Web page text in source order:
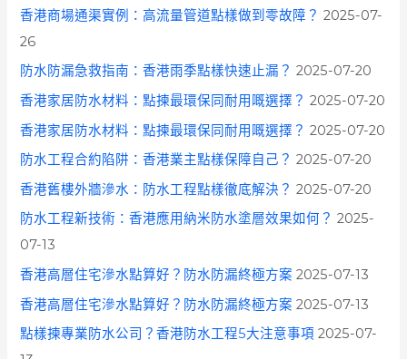
香港商場通渠實例：高流量管道點樣做到零故障？ 2025-07-
26
防水防漏急救指南：香港雨季點樣快速止漏？ 2025-07-20
香港家居防水材料：點揀最環保同耐用嘅選擇？ 2025-07-20
香港家居防水材料：點揀最環保同耐用嘅選擇？ 2025-07-20
防水工程合約陷阱：香港業主點樣保障自己？ 2025-07-20
香港舊樓外牆滲水：防水工程點樣徹底解決？ 2025-07-20
防水工程新技術：香港應用納米防水塗層效果如何？ 2025-
07-13
香港高層住宅滲水點算好？防水防漏終極方案 2025-07-13
香港高層住宅滲水點算好？防水防漏終極方案 2025-07-13
點樣揀專業防水公司？香港防水工程5大注意事項 2025-07-